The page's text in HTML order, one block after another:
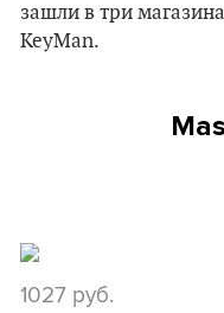
зашли в три
KeyMan.
1027 руб.